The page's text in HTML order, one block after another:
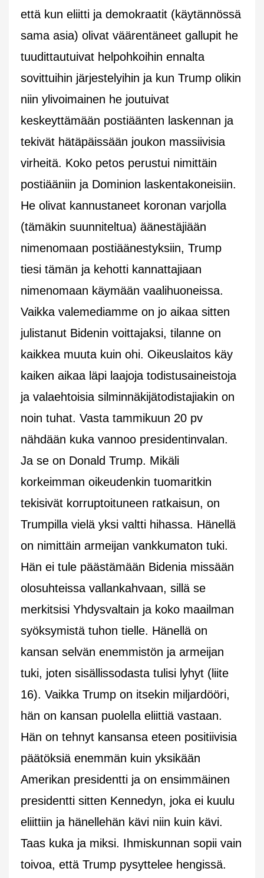
että kun eliitti ja demokraatit (käytännössä
sama asia) olivat väärentäneet gallupit he
tuudittautuivat helpohkoihin ennalta
sovittuihin järjestelyihin ja kun Trump olikin
niin ylivoimainen he joutuivat
keskeyttämään postiäänten laskennan ja
tekivät hätäpäissään joukon massiivisia
virheitä. Koko petos perustui nimittäin
postiääniin ja Dominion laskentakoneisiin.
He olivat kannustaneet koronan varjolla
(tämäkin suunniteltua) äänestäjiään
nimenomaan postiäänestyksiin, Trump
tiesi tämän ja kehotti kannattajiaan
nimenomaan käymään vaalihuoneissa.
Vaikka valemediamme on jo aikaa sitten
julistanut Bidenin voittajaksi, tilanne on
kaikkea muuta kuin ohi. Oikeuslaitos käy
kaiken aikaa läpi laajoja todistusaineistoja
ja valaehtoisia silminnäkijätodistajiakin on
noin tuhat. Vasta tammikuun 20 pv
nähdään kuka vannoo presidentinvalan.
Ja se on Donald Trump. Mikäli
korkeimman oikeudenkin tuomaritkin
tekisivät korruptoituneen ratkaisun, on
Trumpilla vielä yksi valtti hihassa. Hänellä
on nimittäin armeijan vankkumaton tuki.
Hän ei tule päästämään Bidenia missään
olosuhteissa vallankahvaan, sillä se
merkitsisi Yhdysvaltain ja koko maailman
syöksymistä tuhon tielle. Hänellä on
kansan selvän enemmistön ja armeijan
tuki, joten sisällissodasta tulisi lyhyt (liite
16). Vaikka Trump on itsekin miljardööri,
hän on kansan puolella eliittiä vastaan.
Hän on tehnyt kansansa eteen positiivisia
päätöksiä enemmän kuin yksikään
Amerikan presidentti ja on ensimmäinen
presidentti sitten Kennedyn, joka ei kuulu
eliittiin ja hänellehän kävi niin kuin kävi.
Taas kuka ja miksi. Ihmiskunnan sopii vain
toivoa, että Trump pysyttelee hengissä.